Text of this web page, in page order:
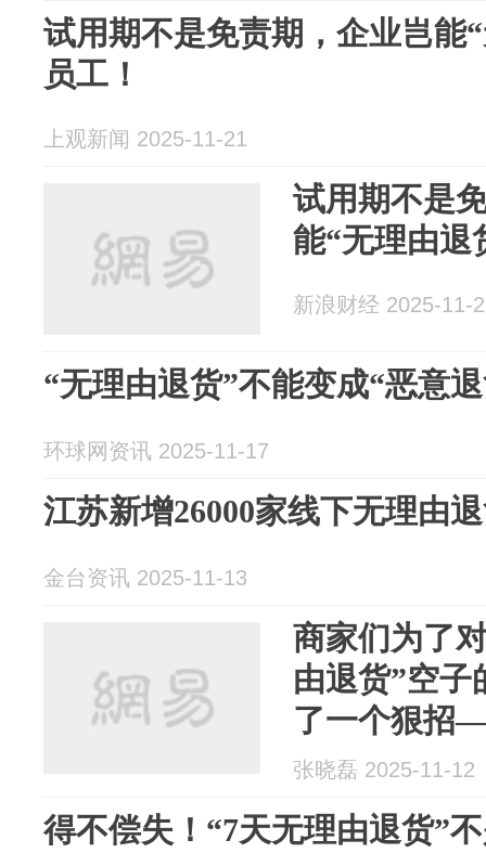
试用期不是免责期，企业岂能
员工！
上观新闻 2025-11-21
试用期不是
能“无理由退
新浪财经 2025-11-
“无理由退货”不能变成“恶意
环球网资讯 2025-11-17
江苏新增26000家线下无理由
金台资讯 2025-11-13
商家们为了
由退货”空子
了一个狠招
牌”！
张晓磊 2025-11-12
得不偿失！“7天无理由退货”